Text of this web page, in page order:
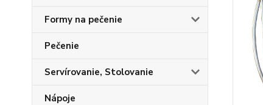
Formy na pečenie
Pečenie
Servírovanie, Stolovanie
Nápoje